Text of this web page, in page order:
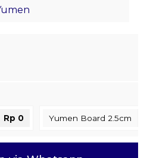
Rp 0 Yumen Board 2.5cm